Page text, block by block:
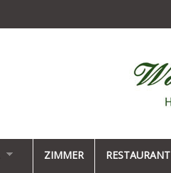
ZIMMER RESTAURANT